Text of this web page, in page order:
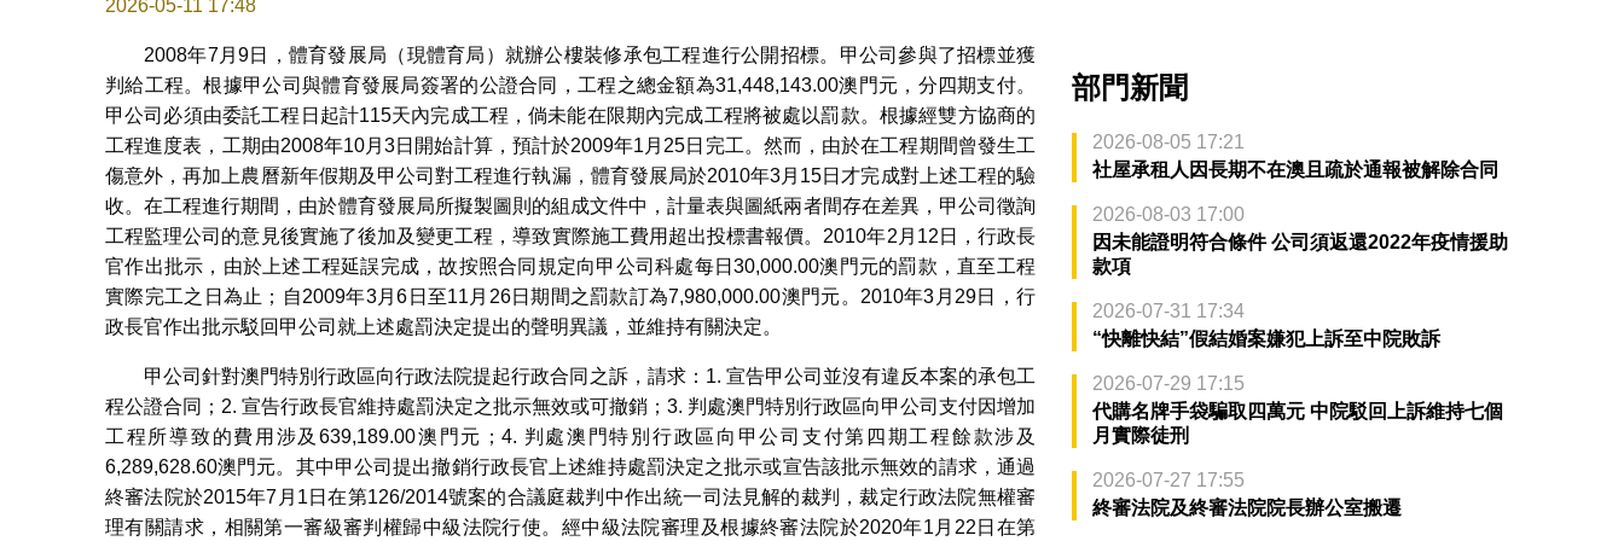
2026-05-11 17:48
2008年7月9日，體育發展局（現體育局）就辦公樓裝修承包工程進行公開招標。甲公司參與了招標並獲
判給工程。根據甲公司與體育發展局簽署的公證合同，工程之總金額為31,448,143.00澳門元，分四期支付。
甲公司必須由委託工程日起計115天內完成工程，倘未能在限期內完成工程將被處以罰款。根據經雙方協商的
工程進度表，工期由2008年10月3日開始計算，預計於2009年1月25日完工。然而，由於在工程期間曾發生工
傷意外，再加上農曆新年假期及甲公司對工程進行執漏，體育發展局於2010年3月15日才完成對上述工程的驗
收。在工程進行期間，由於體育發展局所擬製圖則的組成文件中，計量表與圖紙兩者間存在差異，甲公司徵詢
工程監理公司的意見後實施了後加及變更工程，導致實際施工費用超出投標書報價。2010年2月12日，行政長
官作出批示，由於上述工程延誤完成，故按照合同規定向甲公司科處每日30,000.00澳門元的罰款，直至工程
實際完工之日為止；自2009年3月6日至11月26日期間之罰款訂為7,980,000.00澳門元。2010年3月29日，行
政長官作出批示駁回甲公司就上述處罰決定提出的聲明異議，並維持有關決定。
甲公司針對澳門特別行政區向行政法院提起行政合同之訴，請求：1. 宣告甲公司並沒有違反本案的承包工
程公證合同；2. 宣告行政長官維持處罰決定之批示無效或可撤銷；3. 判處澳門特別行政區向甲公司支付因增加
工程所導致的費用涉及639,189.00澳門元；4. 判處澳門特別行政區向甲公司支付第四期工程餘款涉及
6,289,628.60澳門元。其中甲公司提出撤銷行政長官上述維持處罰決定之批示或宣告該批示無效的請求，通過
終審法院於2015年7月1日在第126/2014號案的合議庭裁判中作出統一司法見解的裁判，裁定行政法院無權審
理有關請求，相關第一審級審判權歸中級法院行使。經中級法院審理及根據終審法院於2020年1月22日在第
部門新聞
2026-08-05 17:21
社屋承租人因長期不在澳且疏於通報被解除合同
2026-08-03 17:00
因未能證明符合條件 公司須返還2022年疫情援助
款項
2026-07-31 17:34
“快離快結”假結婚案嫌犯上訴至中院敗訴
2026-07-29 17:15
代購名牌手袋騙取四萬元 中院駁回上訴維持七個
月實際徒刑
2026-07-27 17:55
終審法院及終審法院院長辦公室搬遷